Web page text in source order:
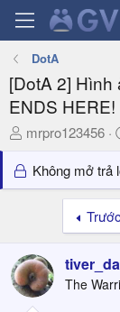
DotA
[DotA 2] Hình
ENDS HERE!
T
r
e
t
a
r
mrpro123456
Không mở trả
Trước
tiver_da
The